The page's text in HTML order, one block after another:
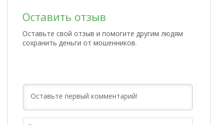
Оставить отзыв
Оставьте свой отзыв и помогите другим людям
сохранить деньги от мошенников.